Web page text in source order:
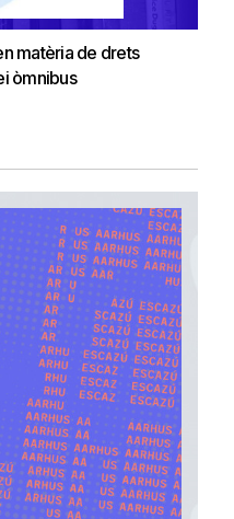
matèria de drets
òmnibus